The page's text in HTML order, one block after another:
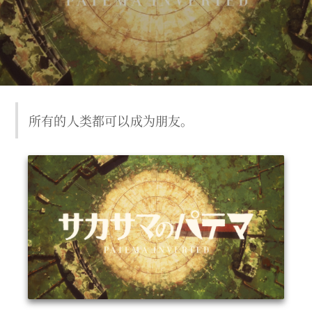
所有的人类都可以成为朋友。